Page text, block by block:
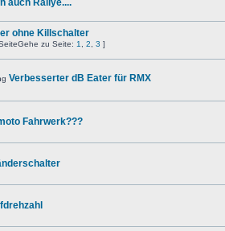
auch Rallye....
ohne Killschalter
Gehe zu Seite: 1 2 3 ]
Verbesserter dB Eater für RMX
Fahrwerk???